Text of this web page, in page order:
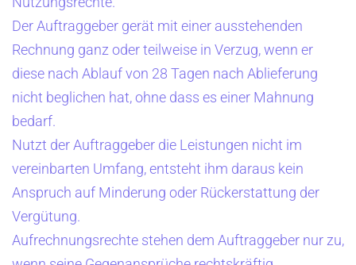
Der Auftraggeber gerät mit einer ausstehenden
Rechnung ganz oder teilweise in Verzug, wenn er
diese nach Ablauf von 28 Tagen nach Ablieferung
nicht beglichen hat, ohne dass es einer Mahnung
bedarf.
Nutzt der Auftraggeber die Leistungen nicht im
vereinbarten Umfang, entsteht ihm daraus kein
Anspruch auf Minderung oder Rückerstattung der
Vergütung.
Aufrechnungsrechte stehen dem Auftraggeber nur zu,